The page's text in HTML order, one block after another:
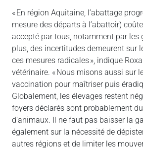
« En région Aquitaine, l’abattage
mesure des départs à l’abattoir)
accepté par tous, notamment par les
plus, des incertitudes demeurent sur
ces mesures radicales », indique
vétérinaire. « Nous misons aussi sur
vaccination pour maîtriser puis
Globalement, les élevages restent
foyers déclarés sont probablement
d’animaux. Il ne faut pas baisser la
également sur la nécessité de
autres régions et de limiter les